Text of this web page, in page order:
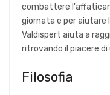
combattere
giornata e per aiutare
Valdispert aiuta a
ritrovando il piacere di
Filosofia